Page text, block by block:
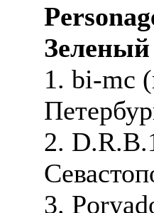
1. bi-mc
2.
3.